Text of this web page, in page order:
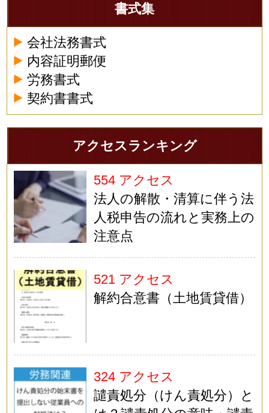
書式集
会社法務書式
内容証明郵便
労務書式
契約書書式
アクセスランキング
554 アクセス
法人の解散・清算に伴う法
人税申告の流れと実務上の
注意点
521 アクセス
解約合意書（土地賃貸借）
324 アクセス
譴責処分（けん責処分）と